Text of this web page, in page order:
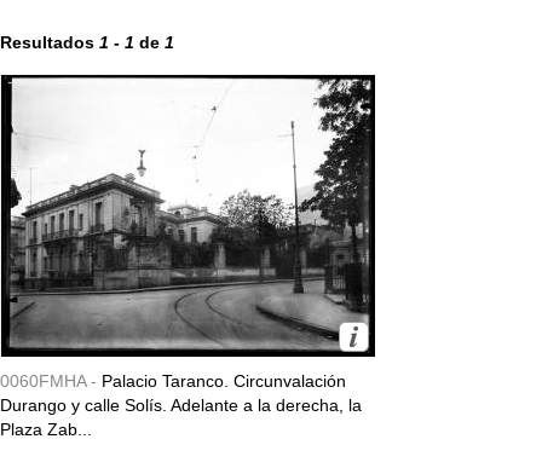
Resultados 1 - 1 de 1
0060FMHA - Palacio Taranco. Circunvalación
Durango y calle Solís. Adelante a la derecha, la
Plaza Zab...